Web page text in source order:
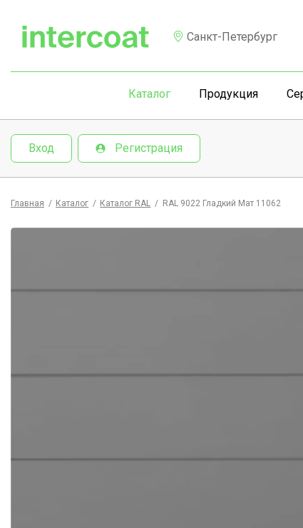
Санкт-Петербург
Каталог Продукция
Вход Регистрация
Главная / Каталог / Каталог RAL / RAL 9022 Гладкий Мат 11062